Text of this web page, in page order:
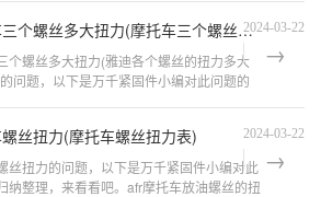
摩托车三个螺丝多大扭力(摩托车三个螺丝多大扭力的)
2024-03-22
个螺丝多大扭力(雅迪各个螺丝的扭力多大
问题，以下是万千紧固件小编对此问题的
丝扭力(摩托车螺丝扭力表) 2024-03-22
丝扭力的问题，以下是万千紧固件小编对此
纳整理，来看看吧。afr摩托车放油螺丝的扭